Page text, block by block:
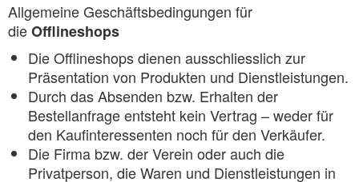
Allgemeine Geschäftsbedingungen für
dieOfflineshops
Die Offlineshops dienen ausschliesslich zur
Präsentation von Produkten und Dienstleistungen.
Durch das Absenden bzw. Erhalten der
Bestellanfrage entsteht kein Vertrag – weder für
den Kaufinteressenten noch für den Verkäufer.
Die Firma bzw. der Verein oder auch die
Privatperson, die Waren und Dienstleistungen in